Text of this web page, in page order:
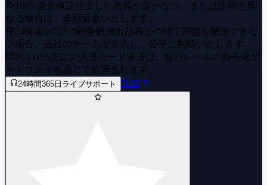
100%返金保証 注文した商品が届かない、または説明と異
なる場合は、全額返金いたします。
24時間365日の紛争解決出品者との間で問題を解決できな
い場合、当社のチームが介入し、公平に判断いたします。
PCI DSS認定の決済 カード決済は、銀行レベルの暗号化ゲ
ートウェイを通じて処理されます。
24時間365日ライブサポート 詳細